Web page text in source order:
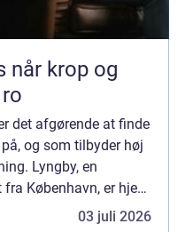
det afgørende at finde
og som tilbyder høj
Lyngby, en
København, er hjem
der tilbyder
03 juli 2026